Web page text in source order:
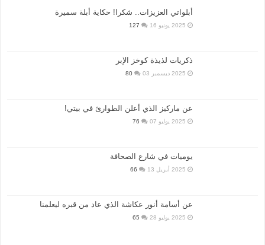
أبلواتي العزيزات.. شكرا! حكاية أبلة سميرة
2025 يونيو 16 127
ذكريات لذيذة كوخز الإبر
2025 ديسمبر 03 80
عن ماركيز الذي أعلن الطوارئ في بيتي!
2025 يوليو 07 76
يوميات في شارع الصحافة
2025 أبريل 13 66
عن أسامة أنور عكاشة الذي عاد من قبره ليعلمنا
2025 يوليو 28 65